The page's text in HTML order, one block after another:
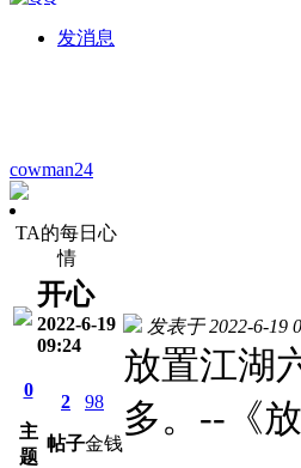
发消息
cowman24
TA的每日心
情
开心
2022-6-19
09:24
0
主
题
2
帖子
98
金钱
发表于 2022-6-19
放置江湖
多。--《